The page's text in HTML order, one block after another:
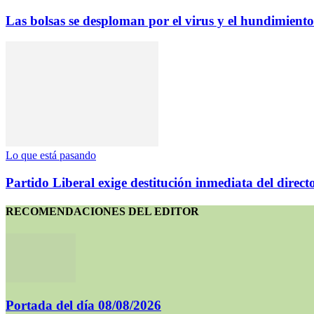
Las bolsas se desploman por el virus y el
Lo que está pasando
Partido Liberal exige destitución inmediata del
RECOMENDACIONES DEL EDITOR
Portada del día 08/08/2026